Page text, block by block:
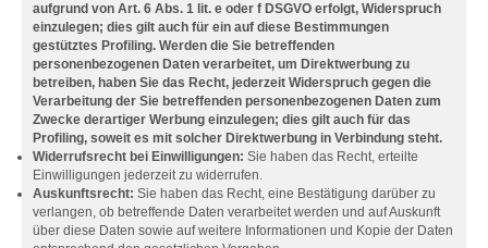
aufgrund von Art. 6 Abs. 1 lit. e oder f DSGVO erfolgt, Widerspruch
einzulegen; dies gilt auch für ein auf diese Bestimmungen
gestütztes Profiling. Werden die Sie betreffenden
personenbezogenen Daten verarbeitet, um Direktwerbung zu
betreiben, haben Sie das Recht, jederzeit Widerspruch gegen die
Verarbeitung der Sie betreffenden personenbezogenen Daten zum
Zwecke derartiger Werbung einzulegen; dies gilt auch für das
Profiling, soweit es mit solcher Direktwerbung in Verbindung steht.
Widerrufsrecht bei Einwilligungen: Sie haben das Recht, erteilte
Einwilligungen jederzeit zu widerrufen.
Auskunftsrecht: Sie haben das Recht, eine Bestätigung darüber zu
verlangen, ob betreffende Daten verarbeitet werden und auf Auskunft
über diese Daten sowie auf weitere Informationen und Kopie der Daten